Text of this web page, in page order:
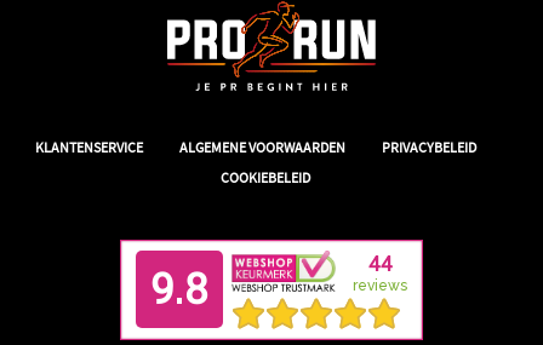
KLANTENSERVICE ALGEMENE VOORWAARDEN PRIVACYBELEID
COOKIEBELEID